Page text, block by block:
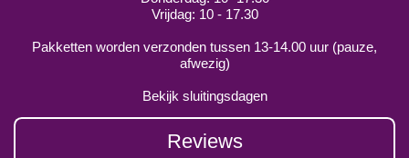
Vrijdag: 10 - 17.30
Pakketten worden verzonden tussen 13-14.00 uur (pauze,
afwezig)
Bekijk sluitingsdagen
Reviews